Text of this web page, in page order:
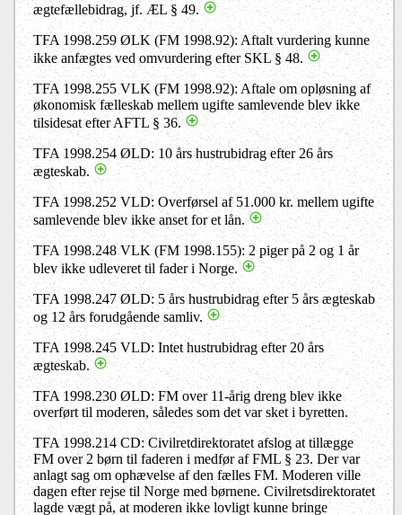
ægtefællebidrag, jf. ÆL § 49.
TFA 1998.259 ØLK (FM 1998.92): Aftalt vurdering kunne
ikke anfægtes ved omvurdering efter SKL § 48.
TFA 1998.255 VLK (FM 1998.92): Aftale om opløsning af
økonomisk fælleskab mellem ugifte samlevende blev ikke
tilsidesat efter AFTL § 36.
TFA 1998.254 ØLD: 10 års hustrubidrag efter 26 års
ægteskab.
TFA 1998.252 VLD: Overførsel af 51.000 kr. mellem ugifte
samlevende blev ikke anset for et lån.
TFA 1998.248 VLK (FM 1998.155): 2 piger på 2 og 1 år
blev ikke udleveret til fader i Norge.
TFA 1998.247 ØLD: 5 års hustrubidrag efter 5 års ægteskab
og 12 års forudgående samliv.
TFA 1998.245 VLD: Intet hustrubidrag efter 20 års
ægteskab.
TFA 1998.230 ØLD: FM over 11-årig dreng blev ikke
overført til moderen, således som det var sket i byretten.
TFA 1998.214 CD: Civilretdirektoratet afslog at tillægge
FM over 2 børn til faderen i medfør af FML § 23. Der var
anlagt sag om ophævelse af den fælles FM. Moderen ville
dagen efter rejse til Norge med børnene. Civilretsdirektoratet
lagde vægt på, at moderen ikke lovligt kunne bringe